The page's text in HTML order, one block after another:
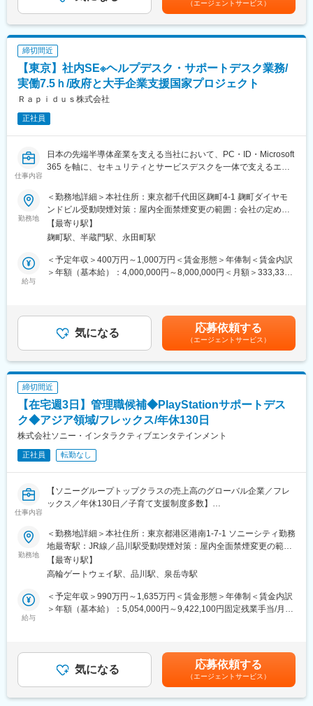
・セキュリティ対策の推進（アカウント管理、ポリシー策定、
画・要件定義・環境構築
■業務魅力
・自社内の幅広いIT業務に携わることで、インフラからクラウ
ド、基幹システムまで総合的なスキルを習得でき、未経験の分野
でも経験を積みながらキャリアアップできます。
ム部門からの中途退職が出ておりません。
最初は、PCキッティングやヘルプデスク、社内システムの運用管
理がメインとなります。各業務に徐々に慣れていただき、将来的
には幅広い業務に携わっていただきたいと考えています。
■特徴
当社は欧米の優れた技術を輸入して日本企業に向けて販売する商
社として創業し、現在では自社で製品開発を行うメーカーとして
業機器を製造する各種メーカーに提供している東証プライム上場
企業です。特にIoT技術の開発において、自動運転や各業界で進む
DX、メタバースなど、様々な面で当社およびグループ会社が直接
（エージェントサービス）
締切間近
【東京】社内SE※ヘルプデスク・サポートデスク業務/
実働7.5ｈ/政府と大手企業支援国家プロジェクト
Ｒａｐｉｄｕｓ株式会社
正社員
仕事内容
日本の先端半導体産業を支える当社において、PC・ID・Microsoft
365 を軸に、セキュリティとサービスデスクを一体で支えるエン
以下の業務を担当していただきます。（ご経験・適正に応じて業
務範囲は調整します）
■エンドポイント／M365 基盤・セキュリティ
Microsoft 365（Entra ID 含む）の設計・運用・利活用推進
PC／スマートフォン／タブレット等のデバイス方針策定・運用管
エンドポイントのセキュリティ設定・標準化
■ サービスデスク／サポートデスク
社内サービスデスクとしての問い合わせ一次～二次対応
インシデントや不審挙動の早期検知・エスカレーション
支援ベンダーを含むサービスデスク運用・品質管理
サービス改善（問い合わせ削減・自己解決率向上）
【Rapidusについて】
■日本の半導体を再び世界へ
半導体は「産業のコメ」ともいわれる、今やあらゆる技術の開
ファウンドリが台頭し、日の丸半導体は劣勢にあります。そんな
中で最先端の2ナノ半導体及びさらにその先の次世代半導体の国内
■産官学連携について
大手企業8社から総額73億円の出資を受け、「ポスト5G基金事
業」による次世代半導体の研究開発プロジェクトの委託先として
新エネルギー・産業技術総合開発機構（NEDO）から開発事業費
700億円を受けています。また、技術研究組合最先端半導体技術
センター（LSTC）と連携して2020年代後半に2nm世代の最先端
ロジック半導体の短TATによる量産実現を目指しています。
勤務地
＜勤務地詳細＞本社住所：東京都千代田区麹町4-1 麹町ダイヤモ
ンドビル受動喫煙対策：屋内全面禁煙変更の範囲：会社の定める
事業所
【最寄り駅】
麹町駅、半蔵門駅、永田町駅
給与
＜予定年収＞400万円～1,000万円＜賃金形態＞年俸制＜賃金内訳
＞年額（基本給）：4,000,000円～8,000,000円＜月額＞333,333
気になる 応募依頼する
（エージェントサービス）
締切間近
【在宅週3日】管理職候補◆PlayStationサポートデス
ク◆アジア領域/フレックス/年休130日
株式会社ソニー・インタラクティブエンタテインメント
正社員 転勤なし
仕事内容
【ソニーグループトップクラスの売上高のグローバル企業／フレ
ックス／年休130日／子育て支援制度多数】
■業務概要
担当地域である日本及びアジア(シンガポール、韓国、台湾、香
港、中国)においてITサポートデスクのマネジメントをご担当いた
だきます。
■業務内容
・ITサポートデスクの運営管理、目標設定、PDCAサイクルのマネ
ジメント
・Windows/Mac PC のキッティング業務の計画と実行管理
・各種PC機器の資産管理・棚卸に係る計画と実行管理
・グローバルのITサポートチーム(US/UK)との連携業務
勤務地
＜勤務地詳細＞本社住所：東京都港区港南1-7-1 ソニーシティ勤務
地最寄駅：JR線／品川駅受動喫煙対策：屋内全面禁煙変更の範
囲：会社の定める事業所（リモートワーク含む）
【最寄り駅】
高輪ゲートウェイ駅、品川駅、泉岳寺駅
給与
＜予定年収＞990万円～1,635万円＜賃金形態＞年俸制＜賃金内訳
＞年額（基本給）：5,054,000円～9,422,100円固定残業手当/月：
給与補足＞前職を考慮の上、経験・スキルに応じて年収を決定い
たします。※予定年収には固定残業手当（45H/月）と特別賞与を
含む■特別賞与（決算後6月に年1回支給）■年俸更改：年1回賃金
はあくまでも目安の金額であり、選考を通じて上下する可能性が
気になる 応募依頼する
（エージェントサービス）